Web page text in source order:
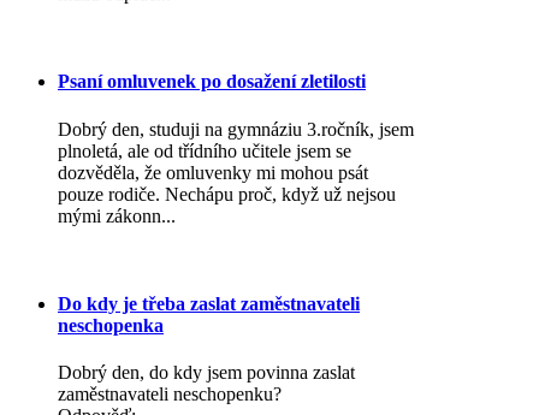
Psaní omluvenek po dosažení zletilosti
Dobrý den, studuji na gymnáziu 3.ročník, jsem
plnoletá, ale od třídního učitele jsem se
dozvěděla, že omluvenky mi mohou psát
pouze rodiče. Nechápu proč, když už nejsou
mými zákonn...
Do kdy je třeba zaslat zaměstnavateli
neschopenka
Dobrý den, do kdy jsem povinna zaslat
zaměstnavateli neschopenku?